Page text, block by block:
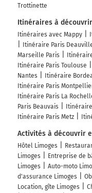
Trottinette
Itinéraires à
Itinéraires avec Mappy
Itinéraire Paris
Marseille Paris
Itinéraire Paris Toulouse
Nantes
Itinéraire
Itinéraire Paris
Itinéraire Paris La
Paris Beauvais
Itinéraire Paris Metz
Activités à découvrir
Hôtel Limoges
Limoges
Entreprise de
Limoges
Auto-moto
d'assurance Limoges
Location, gîte Limoges